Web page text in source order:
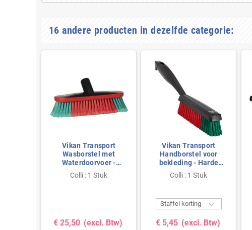
16 andere producten in dezelfde categorie:
Vikan Transport
Wasborstel met
Waterdoorvoer -
Rubberen Stootrand -
Ovaal - Zwart - Zachte
Colli : 1 Stuk
€ 25,50 (excl. Btw)
Vikan Transport
Handborstel voor
bekleding - Harde
Vezels - 330mm
Colli : 1 Stuk
Staffel korting 
€ 5,45 (excl. Btw)